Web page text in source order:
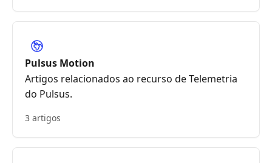
Pulsus Motion
Artigos relacionados ao recurso de Telemetria
do Pulsus.
3 artigos